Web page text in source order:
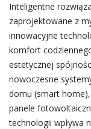
Inteligentne
zaprojektowane z
innowacyjne
komfort
estetycznej
nowoczesne
domu (smart
panele
technologii wpływa